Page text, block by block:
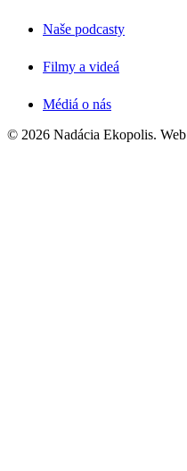
Naše podcasty
Filmy a videá
Médiá o nás
© 2026 Nadácia Ekopolis. Web